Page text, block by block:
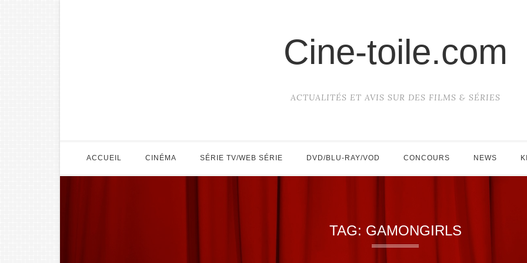
Cine-toile.com
ACTUALITÉS ET AVIS SUR DES FILMS & SÉRIES
ACCUEIL CINÉMA SÉRIE TV/WEB SÉRIE DVD/BLU-RAY/VOD CONCOURS NEWS
TAG: GAMONGIRLS